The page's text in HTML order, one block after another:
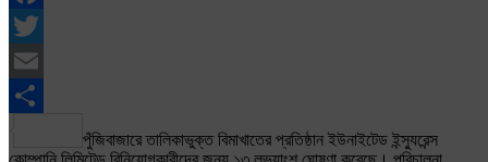
Facebook
Twitter
Email
Share
পুঁজিবাজারে তালিকাভুক্ত বিমাখাতের প্রতিষ্ঠান ইউনাইটেড ইন্স্যুরেন্স